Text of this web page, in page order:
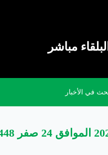
مباشر
في الأخبار